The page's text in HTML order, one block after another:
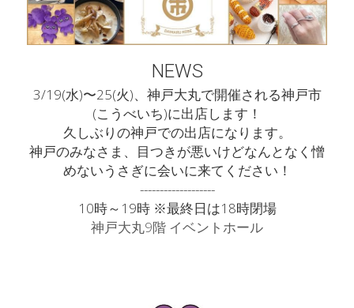
NEWS
3/19(水)〜25(火)、神戸大丸で開催される神戸市
(こうべいち)に出店します！
久しぶりの神戸での出店になります。
神戸のみなさま、目つきが悪いけどなんとなく憎
めないうさぎに会いに来てください！
-------------------
10時～19時 ※最終日は18時閉場
神戸大丸9階 イベントホール